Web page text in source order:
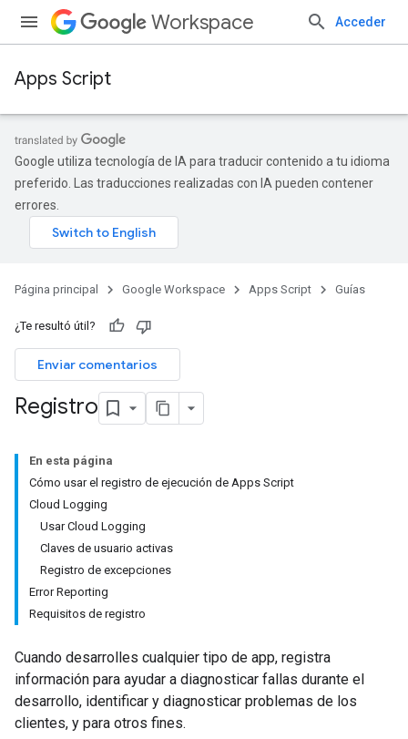
Workspace Acceder
Apps Script
Google utiliza tecnología de IA para traducir contenido a tu idioma
preferido. Las traducciones realizadas con IA pueden contener
errores.
Página principal Google Workspace Apps Script Guías
¿Te resultó útil?
Enviar comentarios
Registro
En esta página
Cómo usar el registro de ejecución de Apps Script
Cloud Logging
Usar Cloud Logging
Claves de usuario activas
Registro de excepciones
Error Reporting
Requisitos de registro
Cuando desarrolles cualquier tipo de app, registra
información para ayudar a diagnosticar fallas durante el
desarrollo, identificar y diagnosticar problemas de los
clientes, y para otros fines.